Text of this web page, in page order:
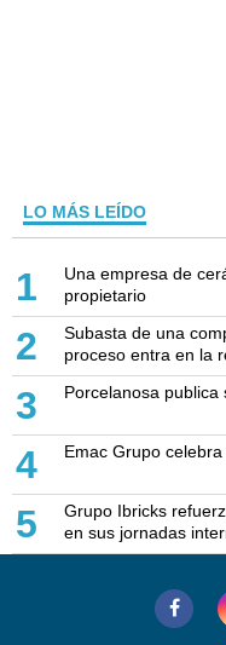
LO MÁS LEÍDO
1
Una empresa de
propietario
2
Subasta de una
proceso entra en la
3 Porcelanosa
4 Emac Grupo
5
Grupo Ibricks
en sus jornadas